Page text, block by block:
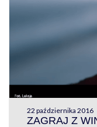
22 października 2016
ZAGRAJ Z